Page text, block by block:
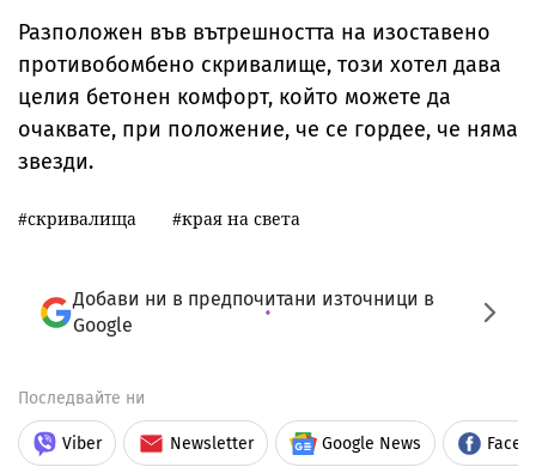
Разположен във вътрешността на изоставено
противобомбено скривалище, този хотел дава
целия бетонен комфорт, който можете да
очаквате, при положение, че се гордее, че няма
звезди.
скривалища края на света
Добави ни в предпочитани източници в
Google
Последвайте ни
Viber Newsletter Google News